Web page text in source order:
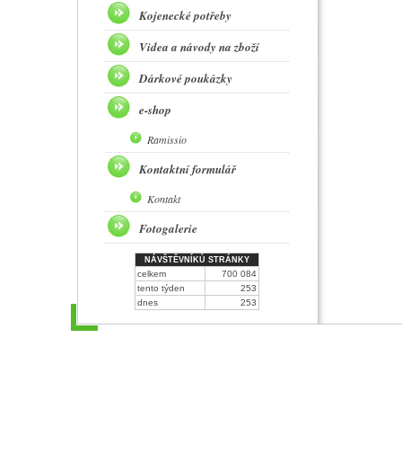
Kojenecké potřeby
Videa a návody na zboží
Dárkové poukázky
e-shop
Ramissio
Kontaktní formulář
Kontakt
Fotogalerie
NÁVŠTĚVNÍKŮ STRÁNKY
celkem
700 084
tento týden
253
dnes
253